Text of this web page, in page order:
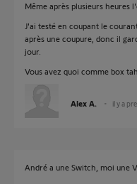
Même après plusieurs heures
J'ai testé en coupant le
après une coupure, donc il
jour.
Vous avez quoi comme box
Alex A. il y a
André a une Switch, moi une